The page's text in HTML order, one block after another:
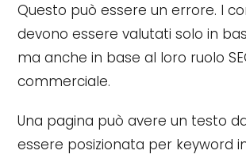
Questo può essere un errore. I
devono essere valutati solo in
ma anche in base al loro ruolo
commerciale.
Una pagina può avere un testo
essere posizionata per keyword